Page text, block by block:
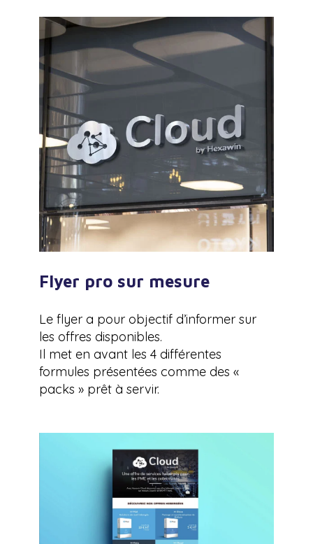
Flyer pro sur mesure
Le flyer a pour objectif d’informer sur
les offres disponibles.
Il met en avant les 4 différentes
formules présentées comme des «
packs » prêt à servir.